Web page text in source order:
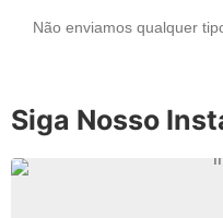
Não enviamos qualquer
Siga Nosso